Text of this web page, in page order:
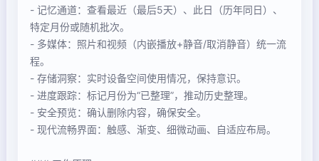
- 记忆通道：查看最近（最后5天）、此日（历年同日）、
特定月份或随机批次。
- 多媒体：照片和视频（内嵌播放+静音/取消静音）统一流
程。
- 存储洞察：实时设备空间使用情况，保持意识。
- 进度跟踪：标记月份为“已整理”，推动历史整理。
- 安全预览：确认删除内容，确保安全。
- 现代流畅界面：触感、渐变、细微动画、自适应布局。